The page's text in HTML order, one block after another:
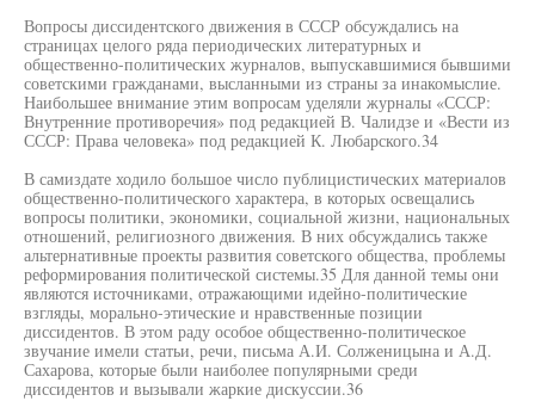
Вопросы диссидентского движения в СССР обсуждались на
страницах целого ряда периодических литературных и
общественно-политических журналов, выпускавшимися бывшими
советскими гражданами, высланными из страны за инакомыслие.
Наибольшее внимание этим вопросам уделяли журналы «СССР:
Внутренние противоречия» под редакцией В. Чалидзе и «Вести из
СССР: Права человека» под редакцией К. Любарского.34
В самиздате ходило большое число публицистических материалов
общественно-политического характера, в которых освещались
вопросы политики, экономики, социальной жизни, национальных
отношений, религиозного движения. В них обсуждались также
альтернативные проекты развития советского общества, проблемы
реформирования политической системы.35 Для данной темы они
являются источниками, отражающими идейно-политические
взгляды, морально-этические и нравственные позиции
диссидентов. В этом раду особое общественно-политическое
звучание имели статьи, речи, письма А.И. Солженицына и А.Д.
Сахарова, которые были наиболее популярными среди
диссидентов и вызывали жаркие дискуссии.36